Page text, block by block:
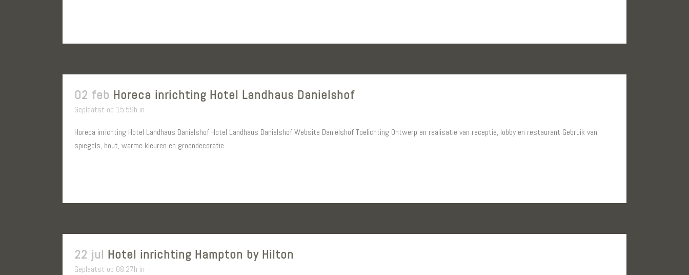
02 feb Horeca inrichting Hotel Landhaus Danielshof
Geplaatst op 15:59h in
Horeca inrichting Hotel Landhaus Danielshof Hotel Landhaus Danielshof Website Danielshof Toelichting Ontwerp en realisatie van receptie, lobby en restaurant Gebruik van
spiegels, hout, warme kleuren en groendecoratie ...
22 jul Hotel inrichting Hampton by Hilton
Geplaatst op 08:27h in